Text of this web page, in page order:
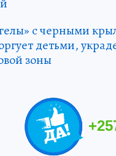
с черными
детьми,
зоны
+